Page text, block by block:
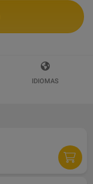
IDIOMAS